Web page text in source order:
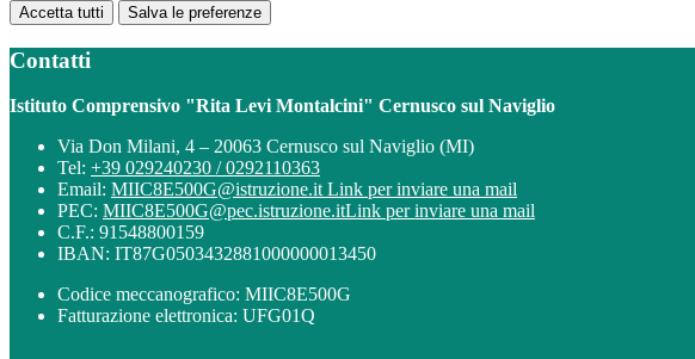
Accetta tutti Salva le preferenze
Contatti
Istituto Comprensivo "Rita Levi Montalcini" Cernusco sul Naviglio
Via Don Milani, 4 – 20063 Cernusco sul Naviglio (MI)
Tel: +39 029240230 / 0292110363
Email: MIIC8E500G@istruzione.it Link per inviare una mail
PEC: MIIC8E500G@pec.istruzione.itLink per inviare una mail
C.F.: 91548800159
IBAN: IT87G0503432881000000013450
Codice meccanografico: MIIC8E500G
Fatturazione elettronica: UFG01Q